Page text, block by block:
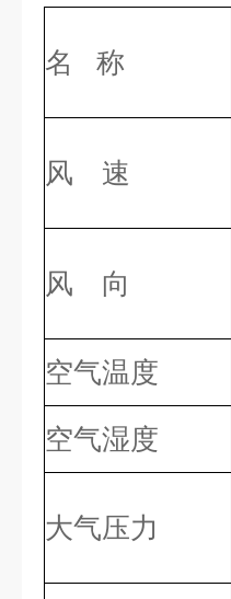
名 称
风 速
风 向
空气温度
空气湿度
大气压力